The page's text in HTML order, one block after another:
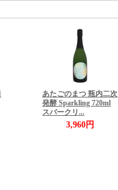
あたごのまつ 瓶内二次
発酵 Sparkling 720ml
スパークリ...
3,960円